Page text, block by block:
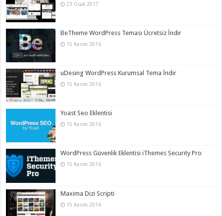
23 Ocak 2017
BeTheme WordPress Teması Ücretsiz İndir
15 Kasım 2016
uDesing WordPress Kurumsal Tema İndir
15 Kasım 2016
Yoast Seo Eklentisi
15 Kasım 2016
WordPress Güvenlik Eklentisi iThemes Security Pro
15 Kasım 2016
Maxima Dizi Scripti
15 Kasım 2016